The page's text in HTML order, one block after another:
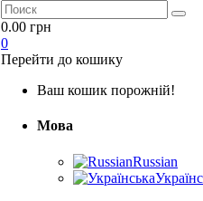
0.00 грн
0
Перейти до кошику
Ваш кошик порожній!
Мова
Russian